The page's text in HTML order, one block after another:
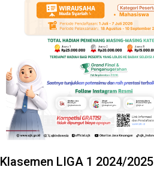
Klasemen LIGA 1 2024/2025